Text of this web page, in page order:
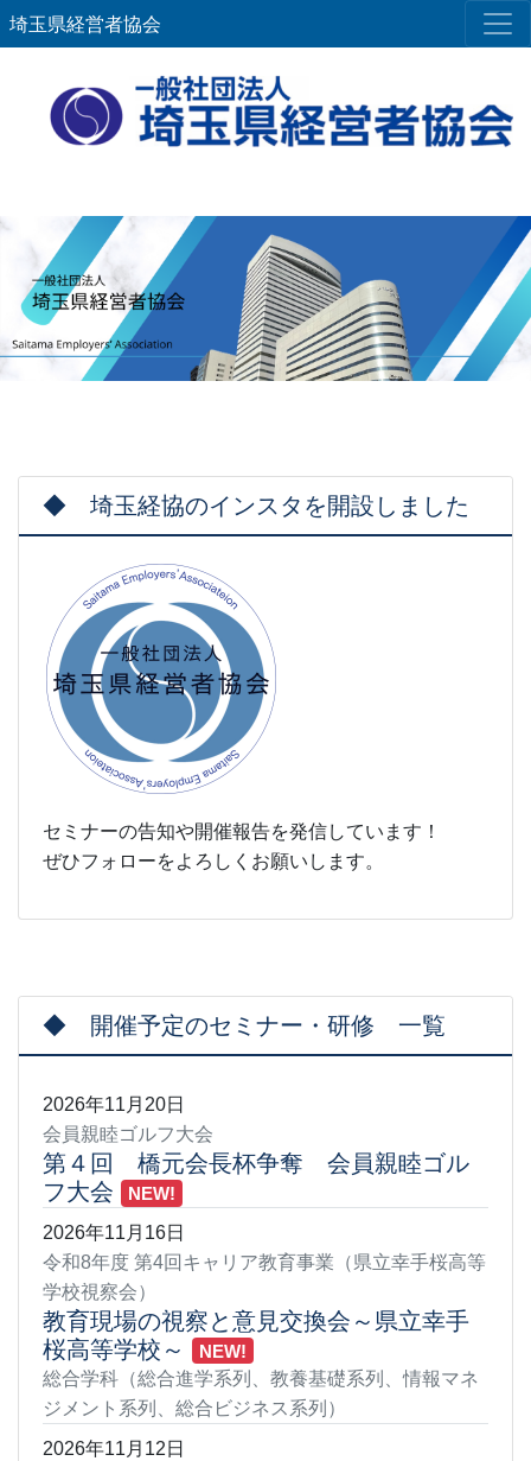
埼玉県経営者協会
◆ 埼玉経協のインスタを開設しました
セミナーの告知や開催報告を発信しています！
ぜひフォローをよろしくお願いします。
◆ 開催予定のセミナー・研修 一覧
2026年11月20日
会員親睦ゴルフ大会
第４回 橋元会長杯争奪 会員親睦ゴル
フ大会
NEW!
2026年11月16日
令和8年度 第4回キャリア教育事業（県立幸手桜高等
学校視察会）
教育現場の視察と意見交換会～県立幸手
桜高等学校～
NEW!
総合学科（総合進学系列、教養基礎系列、情報マネ
ジメント系列、総合ビジネス系列）
2026年11月12日